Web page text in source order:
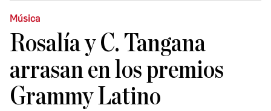
Música
Rosalía y C. Tangana
arrasan en los premios
Grammy Latino